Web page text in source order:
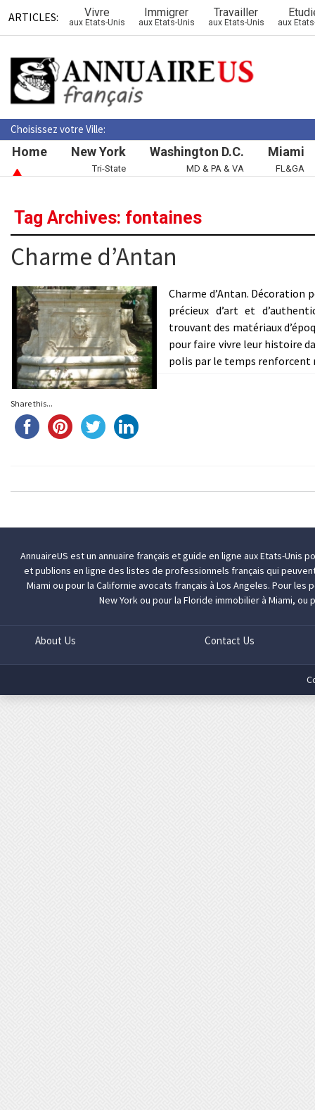
ARTICLES: Vivre
aux Etats-Unis
Immigrer
aux Etats-Unis
Travailler
aux Etats-Unis aux
Choisissez votre Ville:
Home New York
Tri-State
Washington D.C.
MD & PA & VA
Miami
FL&GA
Tag Archives: fontaines
Charme d’Antan
Charme d’Antan. Décoration
précieux d’art et
trouvant des matériaux
pour faire vivre leur histoire
polis par le temps renforcent
Share this...
AnnuaireUS est un annuaire français et guide en ligne aux Etats-Unis
et publions en ligne des listes de professionnels français qui
Miami ou pour la Californieavocats français à Los Angeles. Pour les
New Yorkou pour la Florideimmobilier à Miami, ou
About Us Contact Us